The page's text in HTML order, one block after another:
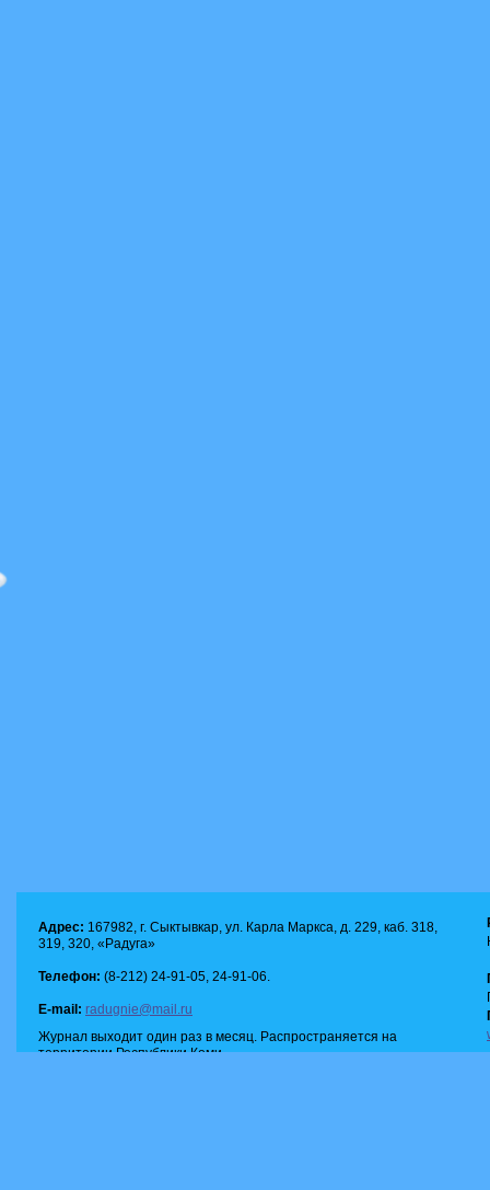
Адрес: 167982, г. Сыктывкар, ул. Карла Маркса, д. 229, каб. 318,
319, 320, «Радуга»
Телефон: (8-212) 24-91-05, 24-91-06.
E-mail: radugnie@mail.ru
Журнал выходит один раз в месяц. Распространяется на
территории Республики Коми.